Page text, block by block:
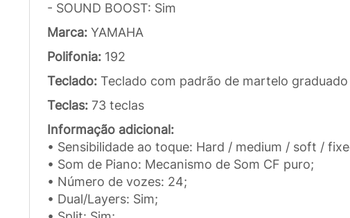
- SOUND BOOST: Sim
Marca: YAMAHA
Polifonia: 192
Teclado: Teclado com padrão de martelo
Teclas: 73 teclas
Informação adicional:
• Sensibilidade ao toque: Hard / medium / soft /
• Som de Piano: Mecanismo de Som CF puro;
• Número de vozes: 24;
• Dual/Layers: Sim;